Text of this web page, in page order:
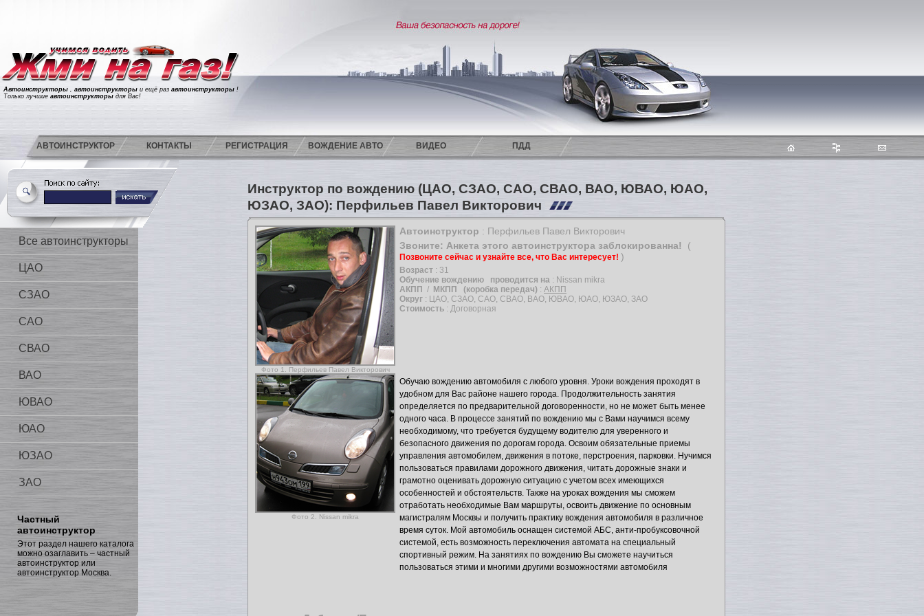
Автоинструкторы , автоинструкторы и ещё раз автоинструкторы !
Только лучшие автоинструкторы для Вас!
АВТОИНСТРУКТОР КОНТАКТЫ РЕГИСТРАЦИЯ ВОЖДЕНИЕ АВТО ВИДЕО ПДД
Все автоинструкторы
ЦАО
СЗАО
САО
СВАО
ВАО
ЮВАО
ЮАО
ЮЗАО
ЗАО
Частный
автоинструктор
Этот раздел нашего каталога
можно озаглавить – частный
автоинструктор или
автоинструктор Москва.
Инструктор по вождению (ЦАО, СЗАО, САО, СВАО, ВАО, ЮВАО, ЮАО,
ЮЗАО, ЗАО): Перфильев Павел Викторович
Фото 1. Перфильев Павел Викторович
Автоинструктор : Перфильев Павел Викторович
Звоните: Анкета этого автоинструктора заблокированна!
(
Позвоните сейчас и узнайте все, что Вас интересует! )
Возраст : 31
Обучение вождению
проводится на : Nissan mikra
АКПП
/ МКПП (коробка передач) : АКПП
Округ : ЦАО, СЗАО, САО, СВАО, ВАО, ЮВАО, ЮАО, ЮЗАО, ЗАО
Стоимость : Договорная
Фото 2. Nissan mikra
Обучаю вождению автомобиля с любого уровня. Уроки вождения проходят в
удобном для Вас районе нашего города. Продолжительность занятия
определяется по предварительной договоренности, но не может быть менее
одного часа. В процессе занятий по вождению мы с Вами научимся всему
необходимому, что требуется будущему водителю для уверенного и
безопасного движения по дорогам города. Освоим обязательные приемы
управления автомобилем, движения в потоке, перстроения, парковки. Нучимся
пользоваться правилами дорожного движения, читать дорожные знаки и
грамотно оценивать дорожную ситуацию с учетом всех имеющихся
особенностей и обстоятельств. Также на уроках вождения мы сможем
отработать необходимые Вам маршруты, освоить движение по основным
магистралям Москвы и получить практику вождения автомобиля в различное
время суток. Мой автомобиль оснащен системой АБС, анти-пробуксовочной
системой, есть возможность переключения автомата на специальный
спортивный режим. На занятиях по вождению Вы сможете научиться
пользоваться этими и многими другими возможностями автомобиля